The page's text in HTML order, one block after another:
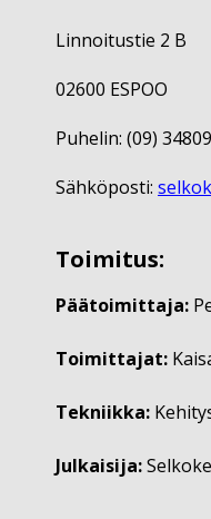
Linnoitustie 2 B
02600 ESPOO
Puhelin: (09)
Sähköposti:
Toimitus:
Päätoimittaja:
Toimittajat:
Tekniikka:
Julkaisija: